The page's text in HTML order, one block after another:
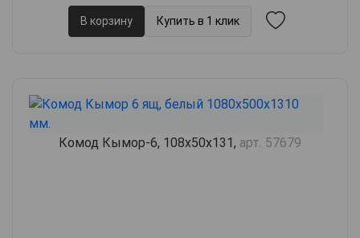
В корзину Купить в 1 клик
Комод Кымор-6, 108х50х131, арт. 57679